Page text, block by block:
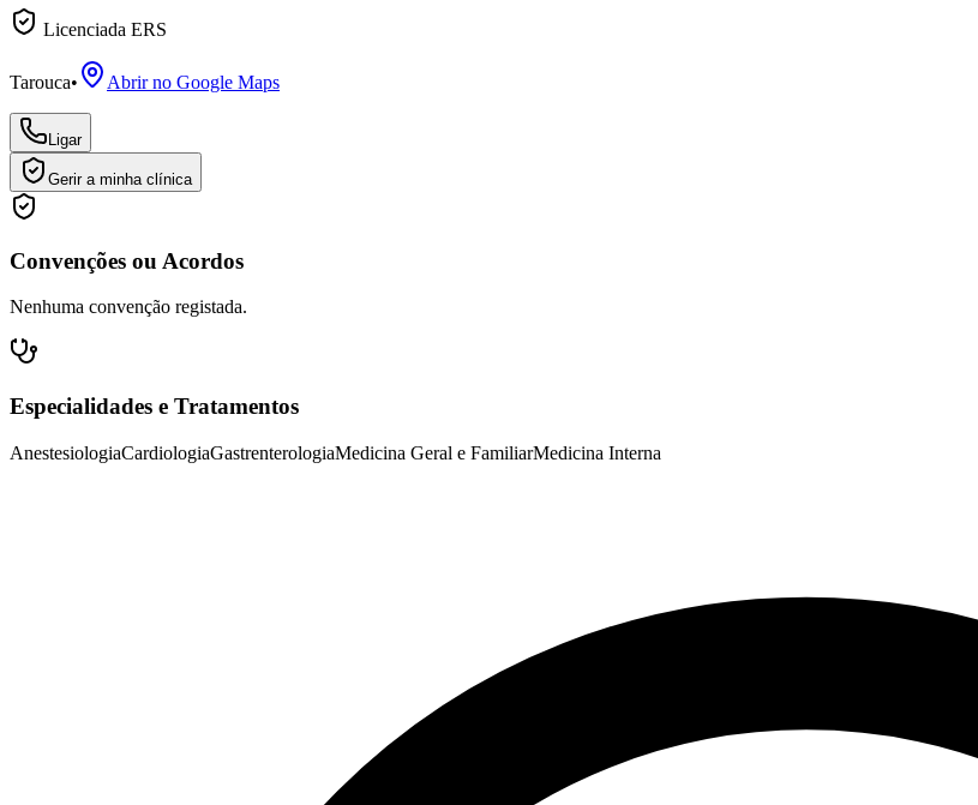
Licenciada ERS
Tarouca• Abrir no Google Maps
Ligar
Gerir a minha clínica
Convenções ou Acordos
Nenhuma convenção registada.
Especialidades e Tratamentos
AnestesiologiaCardiologiaGastrenterologiaMedicina Geral e FamiliarMedicina Interna